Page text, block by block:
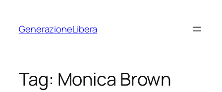
contenuto
GenerazioneLibera
Tag: Monica Brown